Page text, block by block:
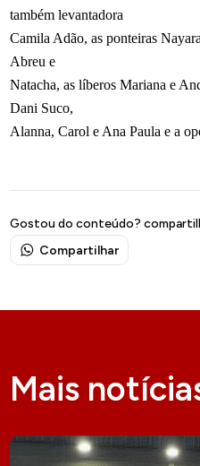
também levantadora
Camila Adão, as ponteiras
Abreu e
Natacha, as líberos Mariana e
Dani Suco,
Alanna, Carol e Ana Paula e a
Gostou do conteúdo?
Compartilhar
Mais